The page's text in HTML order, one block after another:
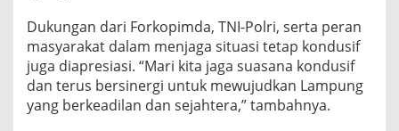
Dukungan dari Forkopimda, TNI-Polri, serta peran
masyarakat dalam menjaga situasi tetap kondusif
juga diapresiasi. “Mari kita jaga suasana kondusif
dan terus bersinergi untuk mewujudkan Lampung
yang berkeadilan dan sejahtera,” tambahnya.